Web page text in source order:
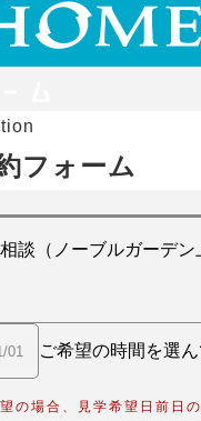
フォーム
の場合、見学希望日前日の